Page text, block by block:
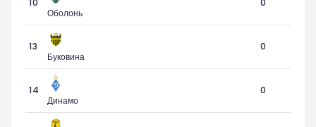
10
Оболонь
0
13
Буковина
0
14
Динамо
0